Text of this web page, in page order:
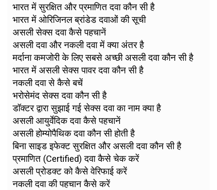
भारत में सुरक्षित और प्रमाणित दवा कौन सी है
भारत में ओरिजिनल ब्रांडेड दवाओं की सूची
असली सेक्स दवा कैसे पहचानें
असली दवा और नकली दवा में क्या अंतर है
मर्दाना कमजोरी के लिए सबसे अच्छी असली दवा कौन सी है
भारत में असली सेक्स पावर दवा कौन सी है
नकली दवा से कैसे बचें
भरोसेमंद सेक्स दवा कौन सी है
डॉक्टर द्वारा सुझाई गई सेक्स दवा का नाम क्या है
असली आयुर्वेदिक दवा कैसे पहचानें
असली होम्योपैथिक दवा कौन सी होती है
बिना साइड इफेक्ट सुरक्षित और असली दवा कौन सी है
प्रमाणित (Certified) दवा कैसे चेक करें
असली प्रोडक्ट को कैसे वेरिफाई करें
नकली दवा की पहचान कैसे करें